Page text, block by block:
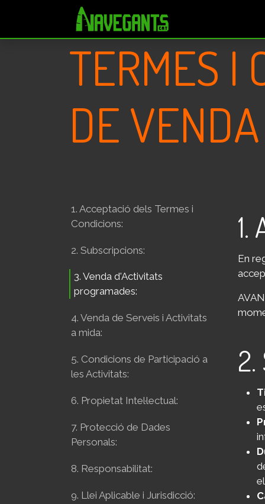
TERMES I
DE VENDA
1. Acceptació​ dels Termes i
Condicions:
2. Subscripcions:
3. Venda d'Activitats
programades:
4. Venda de Serveis i Activitats
a mida:
5. Condicions de Participació a
les Activitats:
6. Propietat Intel·lectual:
7. Protecció de Dades
Personals:
8. Responsabilitat:
9. Llei Aplicable i Jurisdicció:
1.
En